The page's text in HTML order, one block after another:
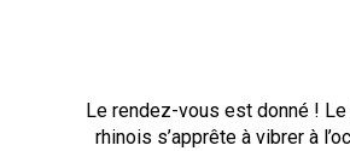
Le rendez-vous est donné !
rhinois s’apprête à vibrer à